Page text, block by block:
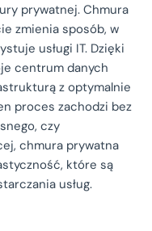
prywatnej. Chmura
zmienia sposób, w
usługi IT. Dzięki
centrum danych
z optymalnie
proces zachodzi bez
czy
chmura prywatna
które są
usług.